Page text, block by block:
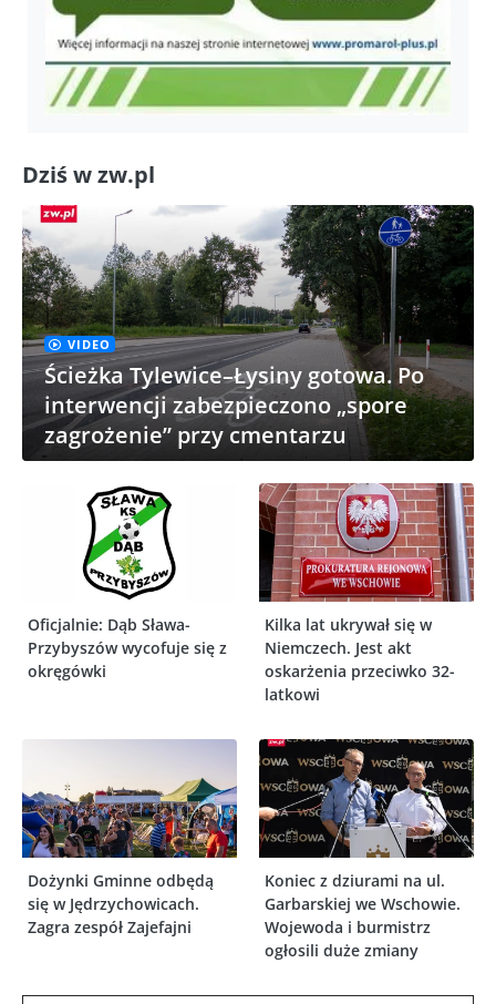
Dziś w zw.pl
VIDEO
Ścieżka Tylewice–Łysiny gotowa. Po
interwencji zabezpieczono „spore
zagrożenie” przy cmentarzu
Oficjalnie: Dąb Sława-
Przybyszów wycofuje się z
okręgówki
Kilka lat ukrywał się w
Niemczech. Jest akt
oskarżenia przeciwko 32-
latkowi
Dożynki Gminne odbędą
się w Jędrzychowicach.
Zagra zespół Zajefajni
Koniec z dziurami na ul.
Garbarskiej we Wschowie.
Wojewoda i burmistrz
ogłosili duże zmiany